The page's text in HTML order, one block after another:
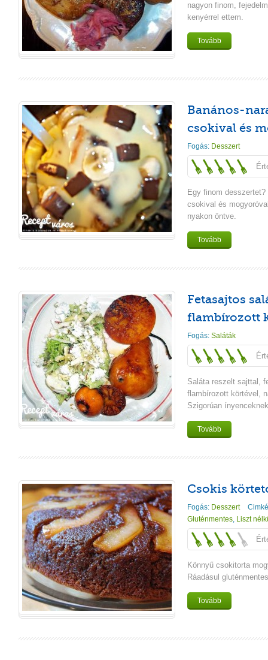
nagyon finom,
kenyérrel ettem.
Tovább
Banános-
csokival és
Fogás: Desszert
Egy finom
csokival és
nyakon öntve.
Tovább
Fetasajtos
flambírozott
Fogás: Saláták
Saláta reszelt sajttal,
flambírozott körtével,
Szigorúan
Tovább
Csokis
Fogás: Desszert
Gluténmentes, Liszt
Könnyű csokitorta
Ráadásul
Tovább